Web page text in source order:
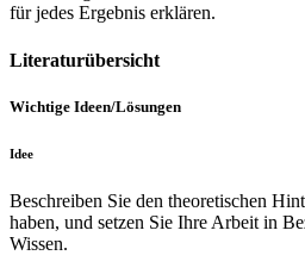
für jedes Ergebnis erklären.
Literaturübersicht
Wichtige Ideen/Lösungen
Idee
Beschreiben Sie den theoretischen
haben, und setzen Sie Ihre Arbeit in
Wissen.